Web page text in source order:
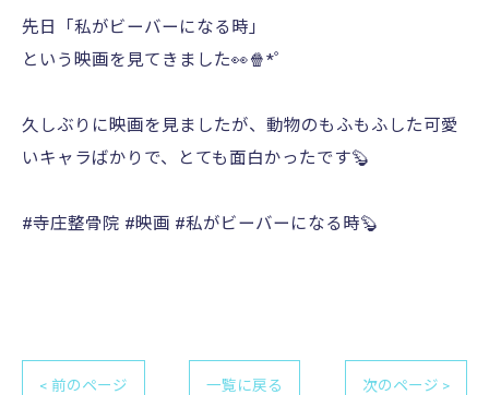
先日「私がビーバーになる時」
という映画を見てきました👀🍿*゜
久しぶりに映画を見ましたが、動物のもふもふした可愛
いキャラばかりで、とても面白かったです🦫
#寺庄整骨院 #映画 #私がビーバーになる時🦫
< 前のページ 一覧に戻る 次のページ >